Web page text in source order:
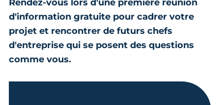
Rendez-vous lors d'une première réunion
d'information gratuite pour cadrer votre
projet et rencontrer de futurs chefs
d'entreprise qui se posent des questions
comme vous.